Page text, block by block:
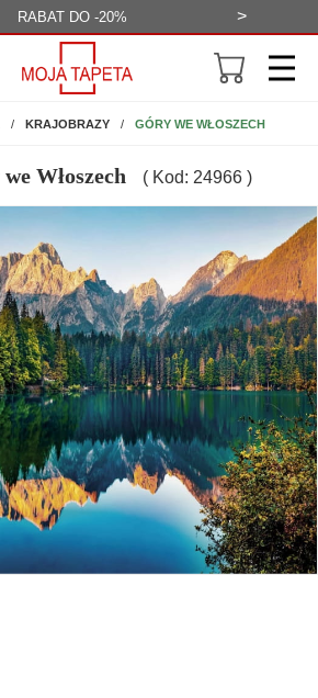
WIZUALIZACJA >
KRAJOBRAZY GÓRY WE WŁOSZECH
Włoszech ( Kod: 24966 )